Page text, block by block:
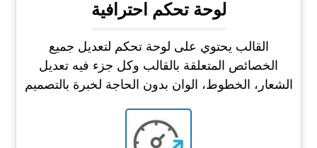
لوحة تحكم احترافية
القالب يحتوي على لوحة تحكم لتعديل جميع
الخصائص المتعلقة بالقالب وكل جزء فيه تعديل
الشعار، الخطوط، الوان بدون الحاجة لخبرة بالتصميم